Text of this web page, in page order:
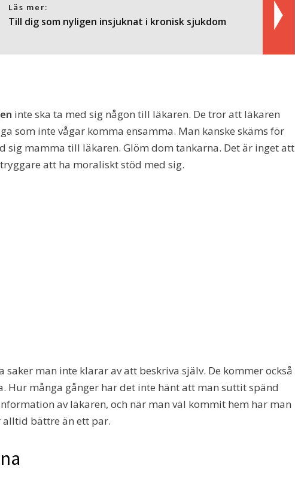
Läs mer:
Till dig som nyligen insjuknat i kronisk sjukdom
inte ska ta med sig någon till läkaren. De tror att läkaren
som inte vågar komma ensamma. Man kanske skäms för
sig mamma till läkaren. Glöm dom tankarna. Det är inget att
att ha moraliskt stöd med sig.
saker man inte klarar av att beskriva själv. De kommer också
Hur många gånger har det inte hänt att man suttit spänd
av läkaren, och när man väl kommit hem har man
bättre än ett par.